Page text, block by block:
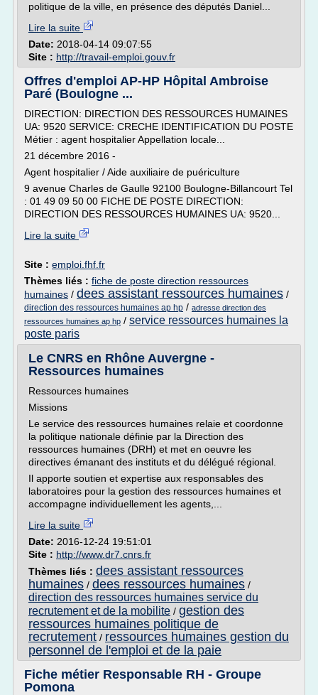
politique de la ville, en présence des députés Daniel...
Lire la suite
Date: 2018-04-14 09:07:55
Site : http://travail-emploi.gouv.fr
Offres d'emploi AP-HP Hôpital Ambroise
Paré (Boulogne ...
DIRECTION: DIRECTION DES RESSOURCES HUMAINES
UA: 9520 SERVICE: CRECHE IDENTIFICATION DU POSTE
Métier : agent hospitalier Appellation locale...
21 décembre 2016 -
Agent hospitalier / Aide auxiliaire de puériculture
9 avenue Charles de Gaulle 92100 Boulogne-Billancourt Tel
: 01 49 09 50 00 FICHE DE POSTE DIRECTION:
DIRECTION DES RESSOURCES HUMAINES UA: 9520...
Lire la suite
Site : emploi.fhf.fr
Thèmes liés : fiche de poste direction ressources
humaines / dees assistant ressources humaines /
direction des ressources humaines ap hp / adresse direction des
ressources humaines ap hp / service ressources humaines la
poste paris
Le CNRS en Rhône Auvergne -
Ressources humaines
Ressources humaines
Missions
Le service des ressources humaines relaie et coordonne
la politique nationale définie par la Direction des
ressources humaines (DRH) et met en oeuvre les
directives émanant des instituts et du délégué régional.
Il apporte soutien et expertise aux responsables des
laboratoires pour la gestion des ressources humaines et
accompagne individuellement les agents,...
Lire la suite
Date: 2016-12-24 19:51:01
Site : http://www.dr7.cnrs.fr
Thèmes liés : dees assistant ressources
humaines / dees ressources humaines /
direction des ressources humaines service du
recrutement et de la mobilite / gestion des
ressources humaines politique de
recrutement / ressources humaines gestion du
personnel de l'emploi et de la paie
Fiche métier Responsable RH - Groupe
Pomona